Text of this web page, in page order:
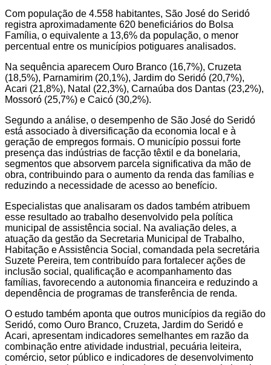
Com população de 4.558 habitantes, São José do Seridó
registra aproximadamente 620 beneficiários do Bolsa
Família, o equivalente a 13,6% da população, o menor
percentual entre os municípios potiguares analisados.
Na sequência aparecem Ouro Branco (16,7%), Cruzeta
(18,5%), Parnamirim (20,1%), Jardim do Seridó (20,7%),
Acari (21,8%), Natal (22,3%), Carnaúba dos Dantas (23,2%),
Mossoró (25,7%) e Caicó (30,2%).
Segundo a análise, o desempenho de São José do Seridó
está associado à diversificação da economia local e à
geração de empregos formais. O município possui forte
presença das indústrias de facção têxtil e da bonelaria,
segmentos que absorvem parcela significativa da mão de
obra, contribuindo para o aumento da renda das famílias e
reduzindo a necessidade de acesso ao benefício.
Especialistas que analisaram os dados também atribuem
esse resultado ao trabalho desenvolvido pela política
municipal de assistência social. Na avaliação deles, a
atuação da gestão da Secretaria Municipal de Trabalho,
Habitação e Assistência Social, comandada pela secretária
Suzete Pereira, tem contribuído para fortalecer ações de
inclusão social, qualificação e acompanhamento das
famílias, favorecendo a autonomia financeira e reduzindo a
dependência de programas de transferência de renda.
O estudo também aponta que outros municípios da região do
Seridó, como Ouro Branco, Cruzeta, Jardim do Seridó e
Acari, apresentam indicadores semelhantes em razão da
combinação entre atividade industrial, pecuária leiteira,
comércio, setor público e indicadores de desenvolvimento